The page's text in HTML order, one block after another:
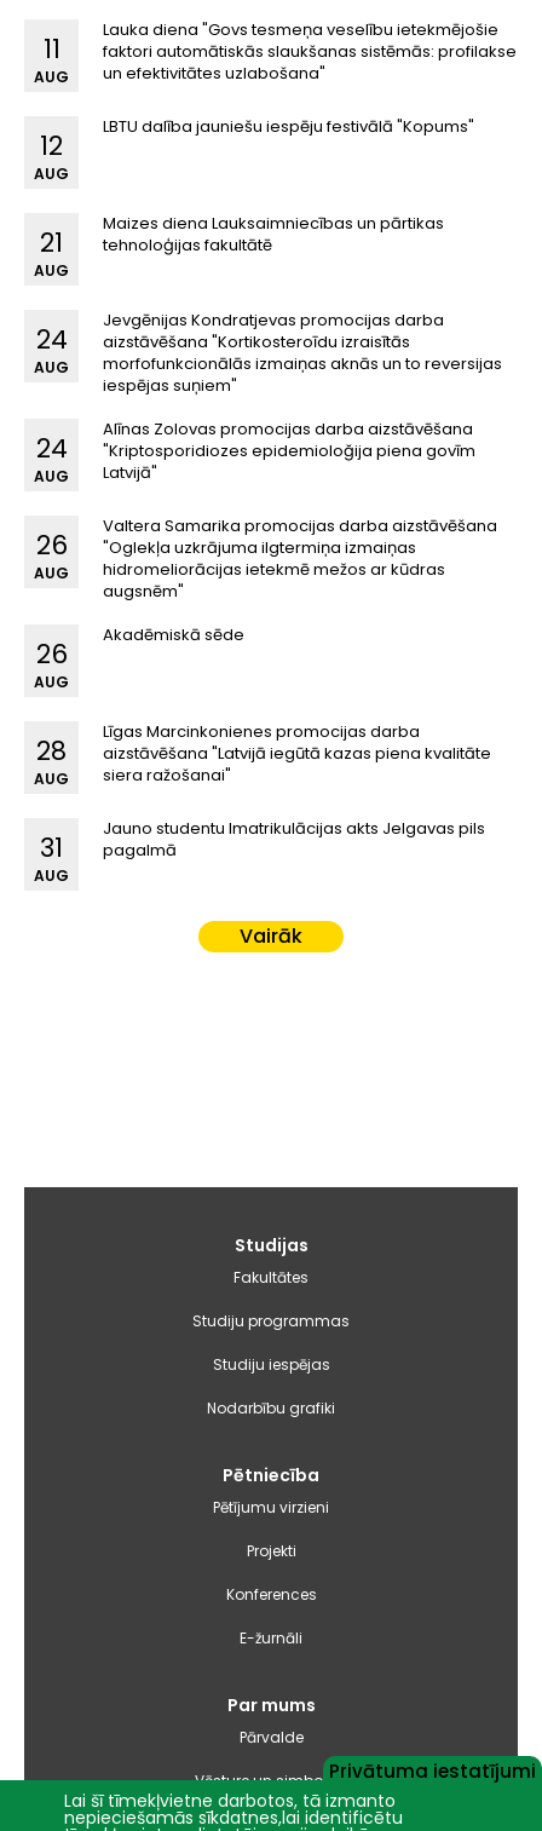
Lauka diena "Govs tesmeņa veselību ietekmējošie
faktori automātiskās slaukšanas sistēmās: profilakse
un efektivitātes uzlabošana"
11
AUG
LBTU dalība jauniešu iespēju festivālā "Kopums"
12
AUG
Maizes diena Lauksaimniecības un pārtikas
tehnoloģijas fakultātē
21
AUG
Jevgēnijas Kondratjevas promocijas darba
aizstāvēšana "Kortikosteroīdu izraisītās
morfofunkcionālās izmaiņas aknās un to reversijas
iespējas suņiem"
24
AUG
Alīnas Zolovas promocijas darba aizstāvēšana
"Kriptosporidiozes epidemioloğija piena govīm
Latvijā"
24
AUG
Valtera Samarika promocijas darba aizstāvēšana
"Oglekļa uzkrājuma ilgtermiņa izmaiņas
hidromeliorācijas ietekmē mežos ar kūdras
augsnēm"
26
AUG
Akadēmiskā sēde
26
AUG
Līgas Marcinkonienes promocijas darba
aizstāvēšana "Latvijā iegūtā kazas piena kvalitāte
siera ražošanai"
28
AUG
Jauno studentu Imatrikulācijas akts Jelgavas pils
pagalmā
31
AUG
Vairāk
Studijas
Fakultātes
Studiju programmas
Studiju iespējas
Nodarbību grafiki
Pētniecība
Pētījumu virzieni
Projekti
Konferences
E-žurnāli
Par mums
Pārvalde
Vēsture un simbolika
Studiju virzienu pārskati un pašnovērtējuma ziņojumi
Privātuma iestatījumi
Lai šī tīmekļvietne darbotos, tā izmanto
nepieciešamās sīkdatnes,lai identificētu